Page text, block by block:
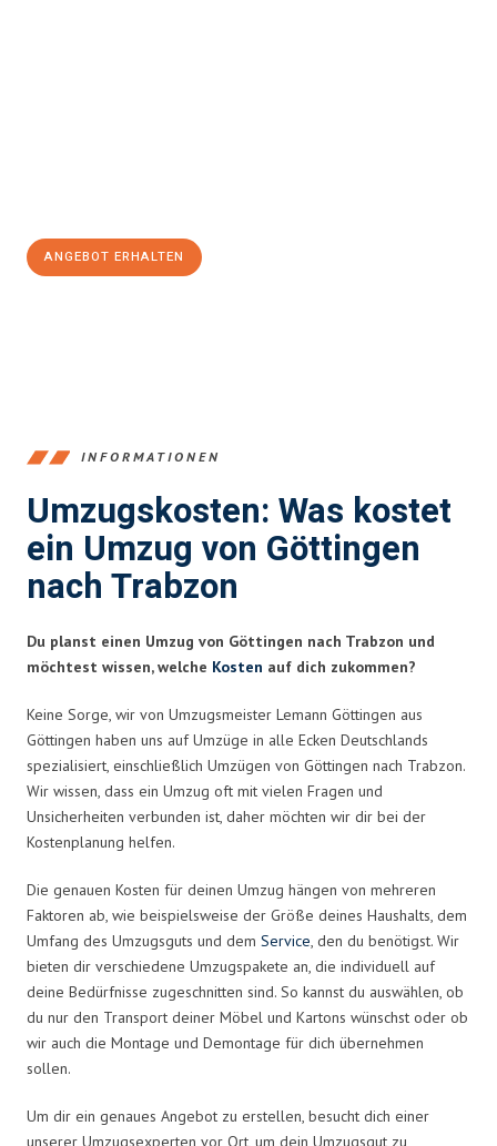
ANGEBOT ERHALTEN
INFORMATIONEN
Umzugskosten: Was kostet
ein Umzug von Göttingen
nach Trabzon
Du planst einen Umzug von Göttingen nach Trabzon und
möchtest wissen, welche Kosten auf dich zukommen?
Keine Sorge, wir von Umzugsmeister Lemann Göttingen aus
Göttingen haben uns auf Umzüge in alle Ecken Deutschlands
spezialisiert, einschließlich Umzügen von Göttingen nach Trabzon.
Wir wissen, dass ein Umzug oft mit vielen Fragen und
Unsicherheiten verbunden ist, daher möchten wir dir bei der
Kostenplanung helfen.
Die genauen Kosten für deinen Umzug hängen von mehreren
Faktoren ab, wie beispielsweise der Größe deines Haushalts, dem
Umfang des Umzugsguts und dem Service, den du benötigst. Wir
bieten dir verschiedene Umzugspakete an, die individuell auf
deine Bedürfnisse zugeschnitten sind. So kannst du auswählen, ob
du nur den Transport deiner Möbel und Kartons wünschst oder ob
wir auch die Montage und Demontage für dich übernehmen
sollen.
Um dir ein genaues Angebot zu erstellen, besucht dich einer
unserer Umzugsexperten vor Ort, um dein Umzugsgut zu